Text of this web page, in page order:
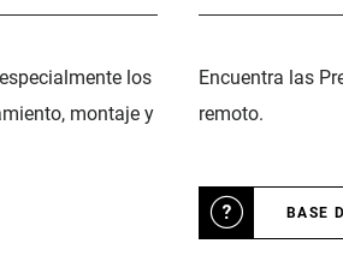
los
montaje y
Encuentra las
remoto.
BASE